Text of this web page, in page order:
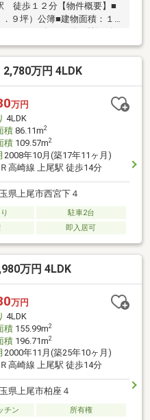
徒歩１２分【物件概要】■
９坪）公簿■建物面積：１
６ＬＤＫ■約２８．４帖のＬ
グ
万円 4LDK
万円
4LDK
積86.11m2
積109.57m2
2008年10月(築17年11ヶ月)
Ｒ高崎線 上尾駅 徒歩14分
県上尾市西宮下４
駐車2台
即入居可
万円 4LDK
万円
4LDK
積155.99m2
積196.71m2
2000年11月(築25年10ヶ月)
Ｒ高崎線 上尾駅 徒歩14分
県上尾市柏座４
チン
所有権